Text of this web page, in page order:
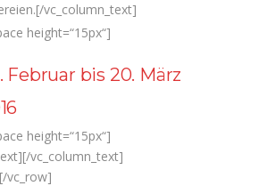
vc_column_text]
height=“15px“]
Februar bis 20. März
height=“15px“]
vc_column_text]
vc_row]